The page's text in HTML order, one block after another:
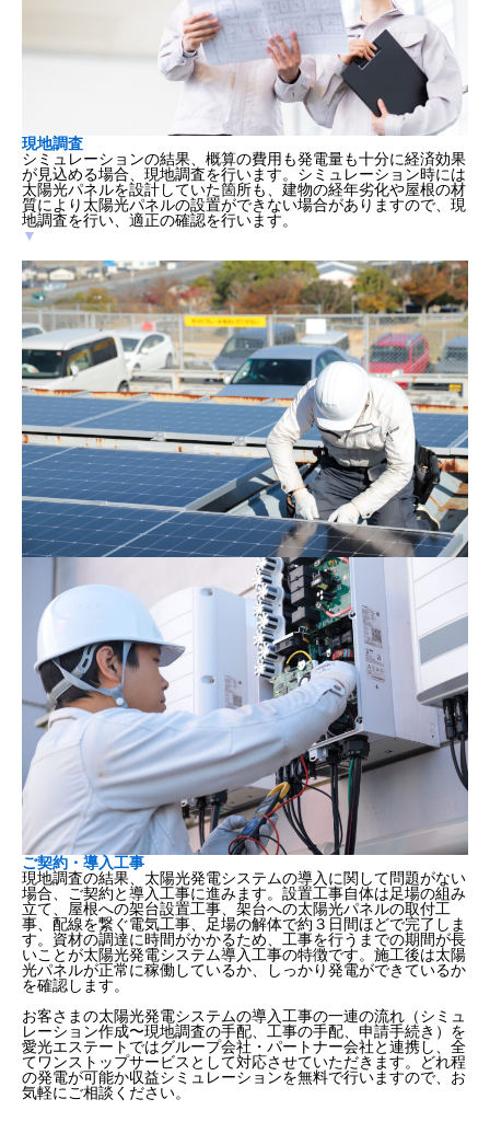
現地調査
シミュレーションの結果、概算の費用も発電量も十分に経済効果
が見込める場合、現地調査を行います。シミュレーション時には
太陽光パネルを設計していた箇所も、建物の経年劣化や屋根の材
質により太陽光パネルの設置ができない場合がありますので、現
地調査を行い、適正の確認を行います。
▼
ご契約・導入工事
現地調査の結果、太陽光発電システムの導入に関して問題がない
場合、ご契約と導入工事に進みます。設置工事自体は足場の組み
立て、屋根への架台設置工事、架台への太陽光パネルの取付工
事、配線を繋ぐ電気工事、足場の解体で約３日間ほどで完了しま
す。資材の調達に時間がかかるため、工事を行うまでの期間が長
いことが太陽光発電システム導入工事の特徴です。施工後は太陽
光パネルが正常に稼働しているか、しっかり発電ができているか
を確認します。
お客さまの太陽光発電システムの導入工事の一連の流れ（シミュ
レーション作成〜現地調査の手配、工事の手配、申請手続き）を
愛光エステートではグループ会社・パートナー会社と連携し、全
てワンストップサービスとして対応させていただきます。どれ程
の発電が可能か収益シミュレーションを無料で行いますので、お
気軽にご相談ください。